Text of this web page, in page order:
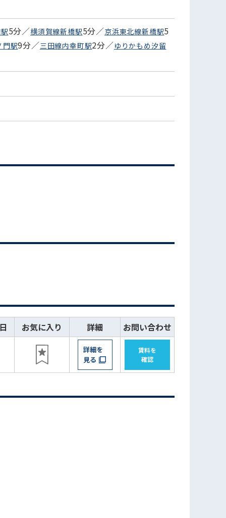
5分／横須賀線新橋駅5分／京浜東北線新橋駅5
門駅9分／三田線内幸町駅2分／ゆりかもめ汐留
お気に入り 詳細 お問い合わせ
詳細を
見る
賃料を
確認